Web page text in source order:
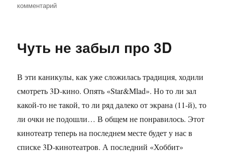
комментарий
Чуть не забыл про 3D
В эти каникулы, как уже сложилась традиция, ходили
смотреть 3D-кино. Опять «Star&Mlad». Но то ли зал
какой-то не такой, то ли ряд далеко от экрана (11-й), то
ли очки не подошли… В общем не понравилось. Этот
кинотеатр теперь на последнем месте будет у нас в
списке 3D-кинотеатров. А последний «Хоббит»